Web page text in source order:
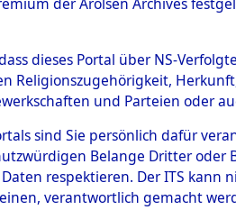
Borken→
dieses Portal über NS-
Religionszugehörigkeit,
und Parteien oder
sind Sie persönlich dafür
Belange Dritter
respektieren. Der ITS
verantwortlich gemacht